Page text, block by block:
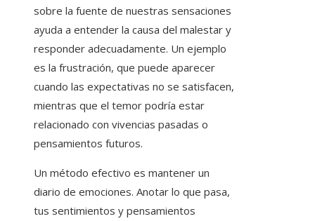
sobre la fuente de nuestras sensaciones
ayuda a entender la causa del malestar y
responder adecuadamente. Un ejemplo
es la frustración, que puede aparecer
cuando las expectativas no se satisfacen,
mientras que el temor podría estar
relacionado con vivencias pasadas o
pensamientos futuros.
Un método efectivo es mantener un
diario de emociones. Anotar lo que pasa,
tus sentimientos y pensamientos